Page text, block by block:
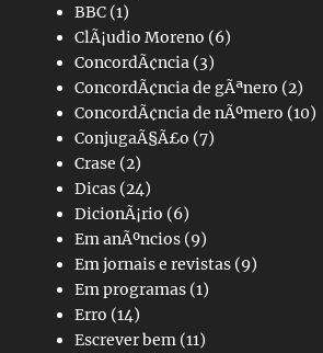
BBC (1)
ClÃ¡udio Moreno (6)
ConcordÃ¢ncia (3)
ConcordÃ¢ncia de gÃªnero (2)
ConcordÃ¢ncia de nÃºmero (10)
ConjugaÃ§Ã£o (7)
Crase (2)
Dicas (24)
DicionÃ¡rio (6)
Em anÃºncios (9)
Em jornais e revistas (9)
Em programas (1)
Erro (14)
Escrever bem (11)